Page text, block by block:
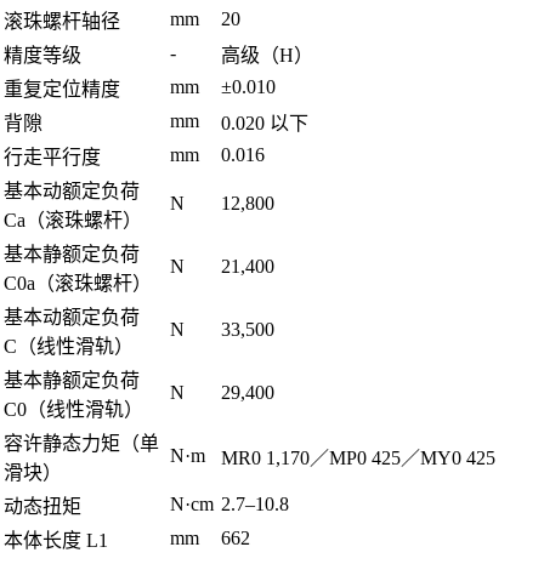
滚珠螺杆轴径
mm
20
精度等级
-
高级（H）
重复定位精度
mm
±0.010
背隙
mm
0.020 以下
行走平行度
mm
0.016
基本动额定负荷
Ca（滚珠螺杆）
N 12,800
基本静额定负荷
C0a（滚珠螺杆）
N 21,400
基本动额定负荷
C（线性滑轨）
N 33,500
基本静额定负荷
C0（线性滑轨）
N 29,400
容许静态力矩（单
滑块）
N·m MR0 1,170／MP0 425／MY0 425
动态扭矩 N·cm 2.7–10.8
本体长度 L1
mm
662